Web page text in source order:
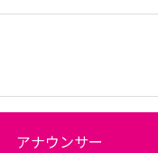
アナウンサー